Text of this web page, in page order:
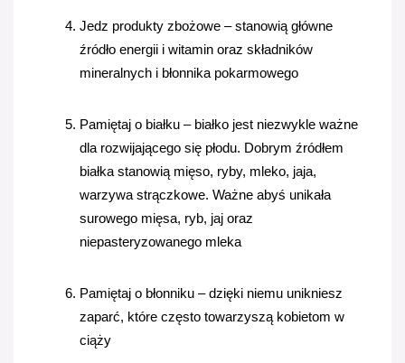
Jedz produkty zbożowe – stanowią główne
źródło energii i witamin oraz składników
mineralnych i błonnika pokarmowego
Pamiętaj o białku – białko jest niezwykle ważne
dla rozwijającego się płodu. Dobrym źródłem
białka stanowią mięso, ryby, mleko, jaja,
warzywa strączkowe. Ważne abyś unikała
surowego mięsa, ryb, jaj oraz
niepasteryzowanego mleka
Pamiętaj o błonniku – dzięki niemu unikniesz
zaparć, które często towarzyszą kobietom w
ciąży